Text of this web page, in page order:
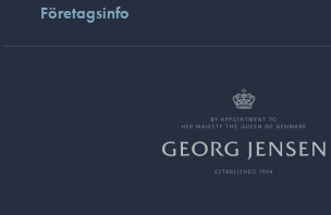
Företagsinfo